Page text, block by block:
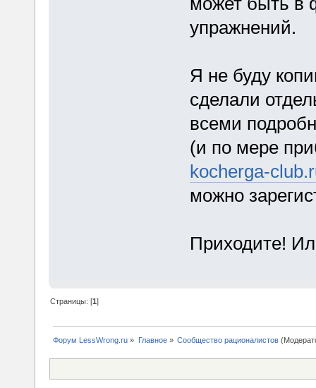
упражнений.
Я не буду
сделали
всеми
(и по мере
kocherga-
можно
Приходите!
Страницы: [1]
Форум LessWrong.ru » Главное» Сообщество рационалистов